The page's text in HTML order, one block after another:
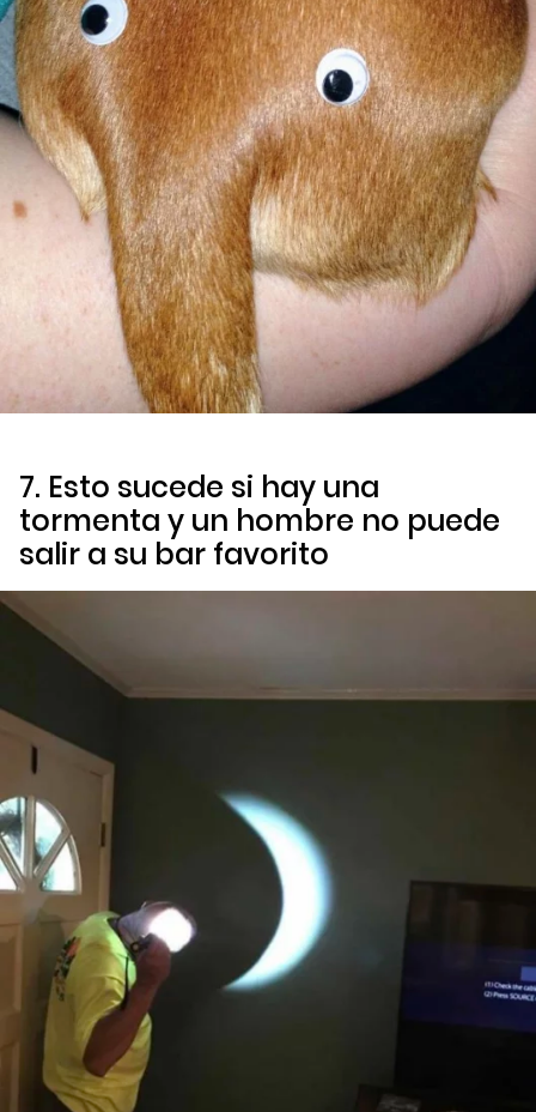
7. Esto sucede si hay una
tormenta y un hombre no puede
salir a su bar favorito